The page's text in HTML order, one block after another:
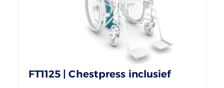
FT1125 | Chestpress inclusief